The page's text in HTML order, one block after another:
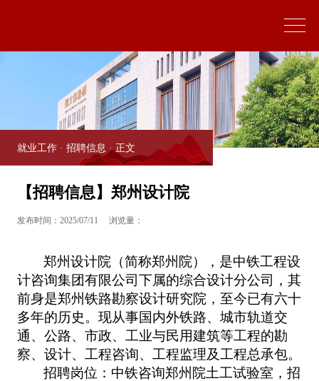
就业工作· 招聘信息 · 正文
【招聘信息】郑州设计院
发布时间：2025/07/11 浏览量：
郑州设计院（简称郑州院），是中铁工程设
计咨询集团有限公司下属的综合设计分公司，其
前身是郑州铁路勘察设计研究院，至今已有六十
多年的历史。现从事国内外铁路、城市轨道交
通、公路、市政、工业与民用建筑等工程的勘
察、设计、工程咨询、工程监理及工程总承包。
招聘岗位：中铁咨询郑州院土工试验室，招